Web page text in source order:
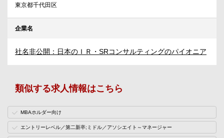
東京都千代田区
企業名
社名非公開：日本のＩＲ・SRコンサルティングのパイオニア
類似する求人情報はこちら
MBAホルダー向け
エントリーレベル／第二新卒;ミドル／アソシエイト～マネージャー